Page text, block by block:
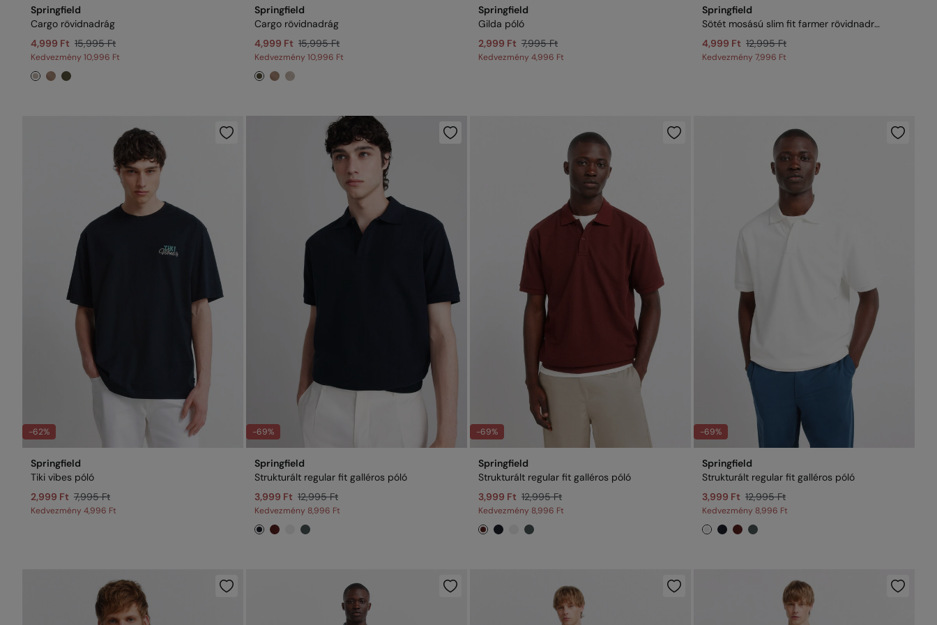
Springfield
Cargo rövidnadrág
4,999 Ft 15,995 Ft
Kedvezmény 10,996 Ft
Springfield
Cargo rövidnadrág
4,999 Ft 15,995 Ft
Kedvezmény 10,996 Ft
Springfield
Gilda póló
2,999 Ft 7,995 Ft
Kedvezmény 4,996 Ft
Springfield
Sötét mosású slim fit farmer rövidnadrág
4,999 Ft 12,995 Ft
Kedvezmény 7,996 Ft
-62%
Springfield
Tiki vibes póló
2,999 Ft 7,995 Ft
Kedvezmény 4,996 Ft
-69%
Springfield
Strukturált regular fit galléros póló
3,999 Ft 12,995 Ft
Kedvezmény 8,996 Ft
-69%
Springfield
Strukturált regular fit galléros póló
3,999 Ft 12,995 Ft
Kedvezmény 8,996 Ft
-69%
Springfield
Strukturált regular fit galléros póló
3,999 Ft 12,995 Ft
Kedvezmény 8,996 Ft